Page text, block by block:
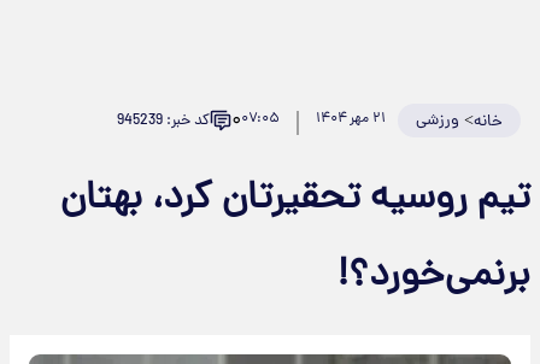
خانه> ورزشی ۲۱ مهر ۱۴۰۴ ۰۷:۰۵۰ کد خبر: 945239
تیم روسیه تحقیرتان کرد، بهتان
برنمی‌خورد؟!